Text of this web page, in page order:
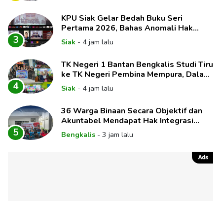
3
KPU Siak Gelar Bedah Buku Seri
Pertama 2026, Bahas Anomali Hak
Politik dan Dinamika Pemilih
Siak - 4 jam lalu
4
TK Negeri 1 Bantan Bengkalis Studi Tiru
ke TK Negeri Pembina Mempura, Dalami
Implementasi Pembelajaran Mendalam
Siak - 4 jam lalu
5
36 Warga Binaan Secara Objektif dan
Akuntabel Mendapat Hak Integrasi
Melalui Sidang
Bengkalis - 3 jam lalu